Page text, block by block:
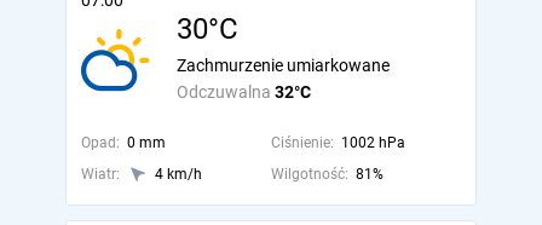
30°C
Odczuwalna 32°C
Zachmurzenie umiarkowane
Opad: 0 mm Ciśnienie: 1002 hPa
Wiatr:
4 km/h Wilgotność: 81%